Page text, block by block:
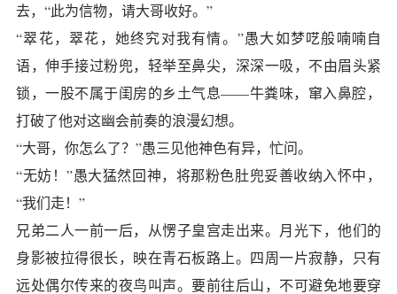
去，“此为信物，请大哥收好。”
“翠花，翠花，她终究对我有情。”愚大如梦呓般喃喃自
语，伸手接过粉兜，轻举至鼻尖，深深一吸，不由眉头紧
锁，一股不属于闺房的乡土气息——牛粪味，窜入鼻腔，
打破了他对这幽会前奏的浪漫幻想。
“大哥，你怎么了？”愚三见他神色有异，忙问。
“无妨！”愚大猛然回神，将那粉色肚兜妥善收纳入怀中，
“我们走！”
兄弟二人一前一后，从愣子皇宫走出来。月光下，他们的
身影被拉得很长，映在青石板路上。四周一片寂静，只有
远处偶尔传来的夜鸟叫声。要前往后山，不可避免地要穿